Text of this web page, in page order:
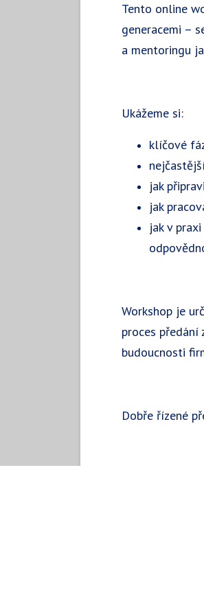
Tento online
generacemi –
a mentoringu
Ukážeme si:
klíčové
jak
jak
jak v
Workshop je
proces
budoucnosti
Dobře řízené